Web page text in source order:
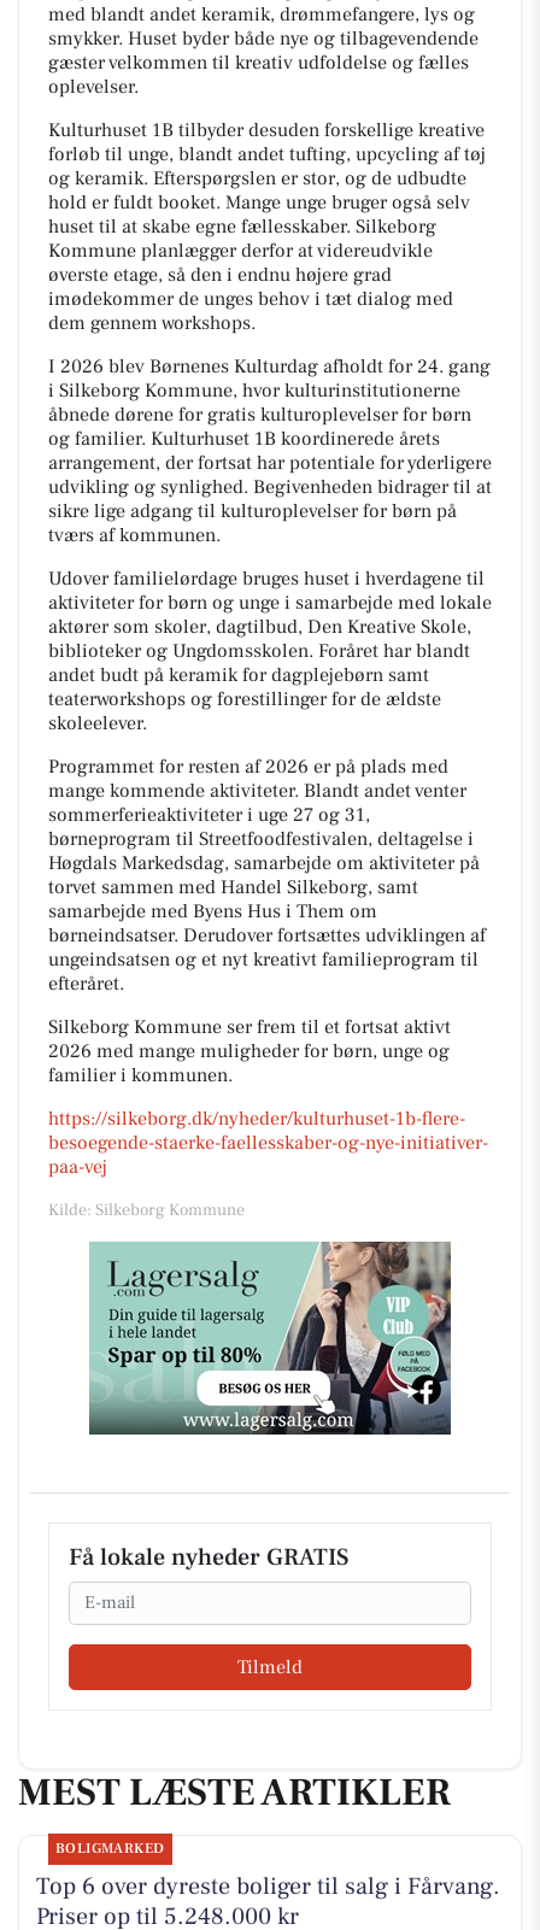
med blandt andet keramik, drømmefangere, lys og
smykker. Huset byder både nye og tilbagevendende
gæster velkommen til kreativ udfoldelse og fælles
oplevelser.
Kulturhuset 1B tilbyder desuden forskellige kreative
forløb til unge, blandt andet tufting, upcycling af tøj
og keramik. Efterspørgslen er stor, og de udbudte
hold er fuldt booket. Mange unge bruger også selv
huset til at skabe egne fællesskaber. Silkeborg
Kommune planlægger derfor at videreudvikle
øverste etage, så den i endnu højere grad
imødekommer de unges behov i tæt dialog med
dem gennem workshops.
I 2026 blev Børnenes Kulturdag afholdt for 24. gang
i Silkeborg Kommune, hvor kulturinstitutionerne
åbnede dørene for gratis kulturoplevelser for børn
og familier. Kulturhuset 1B koordinerede årets
arrangement, der fortsat har potentiale for yderligere
udvikling og synlighed. Begivenheden bidrager til at
sikre lige adgang til kulturoplevelser for børn på
tværs af kommunen.
Udover familielørdage bruges huset i hverdagene til
aktiviteter for børn og unge i samarbejde med lokale
aktører som skoler, dagtilbud, Den Kreative Skole,
biblioteker og Ungdomsskolen. Foråret har blandt
andet budt på keramik for dagplejebørn samt
teaterworkshops og forestillinger for de ældste
skoleelever.
Programmet for resten af 2026 er på plads med
mange kommende aktiviteter. Blandt andet venter
sommerferieaktiviteter i uge 27 og 31,
børneprogram til Streetfoodfestivalen, deltagelse i
Høgdals Markedsdag, samarbejde om aktiviteter på
torvet sammen med Handel Silkeborg, samt
samarbejde med Byens Hus i Them om
børneindsatser. Derudover fortsættes udviklingen af
ungeindsatsen og et nyt kreativt familieprogram til
efteråret.
Silkeborg Kommune ser frem til et fortsat aktivt
2026 med mange muligheder for børn, unge og
familier i kommunen.
https://silkeborg.dk/nyheder/kulturhuset-1b-flere-
besoegende-staerke-faellesskaber-og-nye-initiativer-
paa-vej
Kilde: Silkeborg Kommune
Få lokale nyheder GRATIS
Email
Tilmeld
MEST LÆSTE ARTIKLER
BOLIGMARKED
Top 6 over dyreste boliger til salg i Fårvang.
Priser op til 5.248.000 kr